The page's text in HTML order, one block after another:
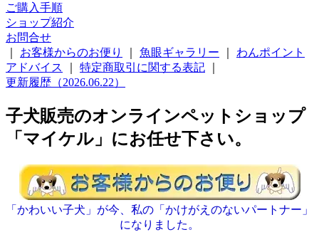
ご購入手順
ショップ紹介
お問合せ
お客様からのお便り 魚眼ギャラリー
わんポイント
アドバイス
特定商取引に関する表記
更新履歴（2026.06.22）
子犬販売のオンラインペットショップ
「マイケル」にお任せ下さい。
「かわいい子犬」が今、私の「かけがえのないパートナー」
になりました。